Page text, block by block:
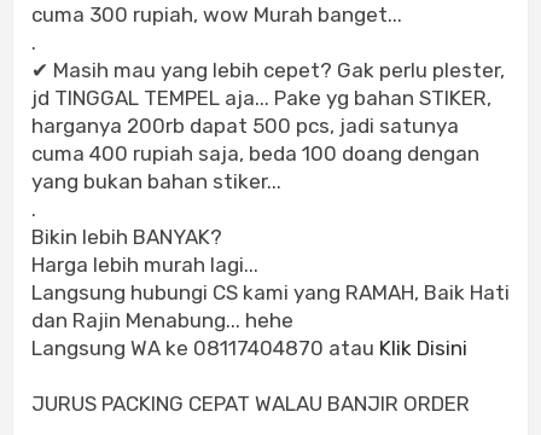
cuma 300 rupiah, wow Murah banget...
.
✔ Masih mau yang lebih cepet? Gak perlu plester,
jd TINGGAL TEMPEL aja... Pake yg bahan STIKER,
harganya 200rb dapat 500 pcs, jadi satunya
cuma 400 rupiah saja, beda 100 doang dengan
yang bukan bahan stiker...
.
Bikin lebih BANYAK?
Harga lebih murah lagi...
Langsung hubungi CS kami yang RAMAH, Baik Hati
dan Rajin Menabung... hehe
Langsung WA ke 08117404870 atau Klik Disini
JURUS PACKING CEPAT WALAU BANJIR ORDER